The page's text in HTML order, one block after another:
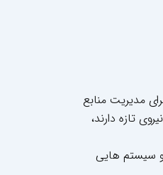
مدیریت منابع
تازه دارند،
و سیستم هایی